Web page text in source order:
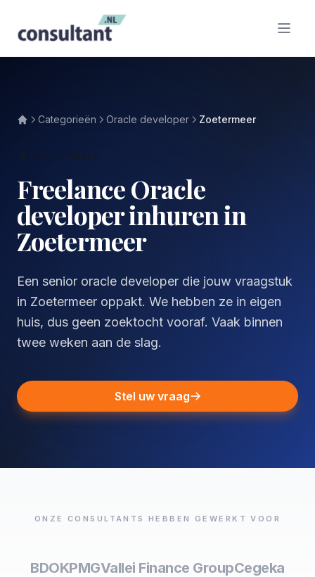
Categorieën Oracle developer Zoetermeer
Freelance Oracle
developer inhuren in
Zoetermeer
Een senior oracle developer die jouw vraagstuk
in Zoetermeer oppakt. We hebben ze in eigen
huis, dus geen zoektocht vooraf. Vaak binnen
twee weken aan de slag.
Stel uw vraag
ONZE CONSULTANTS HEBBEN GEWERKT VOOR
BDOKPMGVallei Finance GroupCegeka